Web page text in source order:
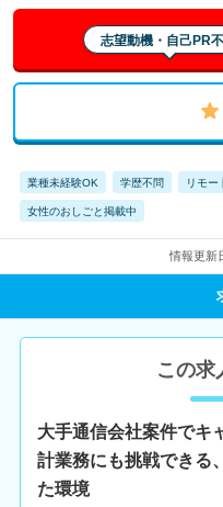
志望動機・自己PR
業種未経験OK 学歴不問 リモー
女性のおしごと掲載中
情報更新
この求
大手通信会社案件でキ
計業務にも挑戦できる
た環境